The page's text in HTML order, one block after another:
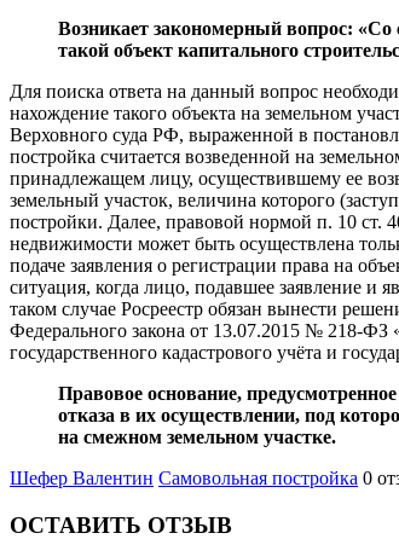
Возникает закономерный вопрос: «Со
такой объект капитального
Для поиска ответа на данный вопрос
нахождение такого объекта на земельном
Верховного суда РФ, выраженной в
постройка считается возведенной на
принадлежащем лицу, осуществившему ее
земельный участок, величина которого
постройки. Далее, правовой нормой п. 10 ст.
недвижимости может быть осуществлена
подаче заявления о регистрации права на
ситуация, когда лицо, подавшее заявление и
таком случае Росреестр обязан вынести
Федерального закона от 13.07.2015 № 218-ФЗ
государственного кадастрового учёта и
Правовое основание,
отказа в их осуществлении, под
на смежном земельном участке.
Шефер Валентин Самовольная постройка 0
ОСТАВИТЬ ОТЗЫВ